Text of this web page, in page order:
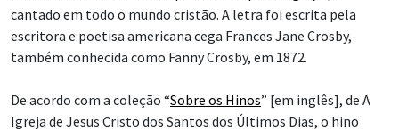
cantado em todo o mundo cristão. A letra foi escrita pela
escritora e poetisa americana cega Frances Jane Crosby,
também conhecida como Fanny Crosby, em 1872.
De acordo com a coleção “Sobre os Hinos” [em inglês], de A
Igreja de Jesus Cristo dos Santos dos Últimos Dias, o hino